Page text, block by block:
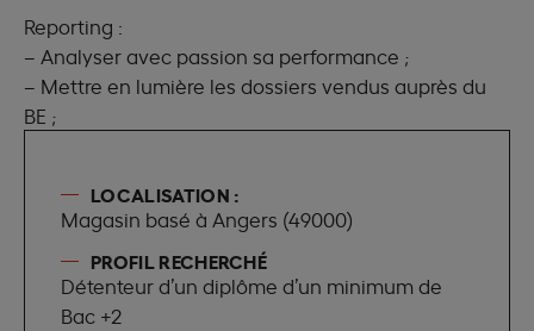
Reporting :
– Analyser avec passion sa performance ;
– Mettre en lumière les dossiers vendus auprès du
BE ;
LOCALISATION :
Magasin basé à Angers (49000)
PROFIL RECHERCHÉ
Détenteur d’un diplôme d’un minimum de
Bac +2